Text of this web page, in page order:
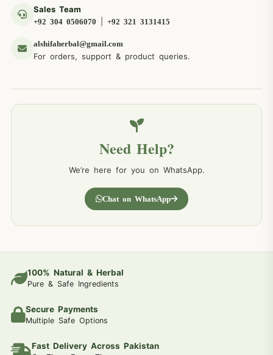
Sales Team
+92 304 0506070 +92 321 3131415
alshifaherbal@gmail.com
For orders, support & product queries.
Need Help?
We’re here for you on WhatsApp.
Chat on WhatsApp
100% Natural & Herbal
Pure & Safe Ingredients
Secure Payments
Multiple Safe Options
Fast Delivery Across Pakistan